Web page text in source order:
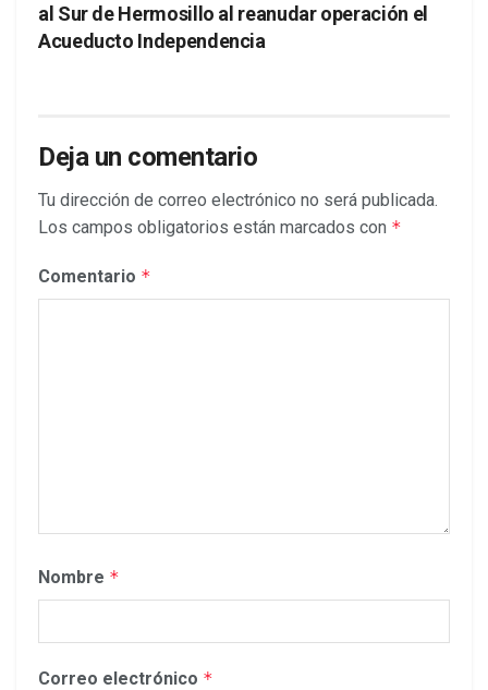
al Sur de Hermosillo al reanudar operación el
Acueducto Independencia
Deja un comentario
Tu dirección de correo electrónico no será publicada.
Los campos obligatorios están marcados con *
Comentario *
Nombre *
Correo electrónico *